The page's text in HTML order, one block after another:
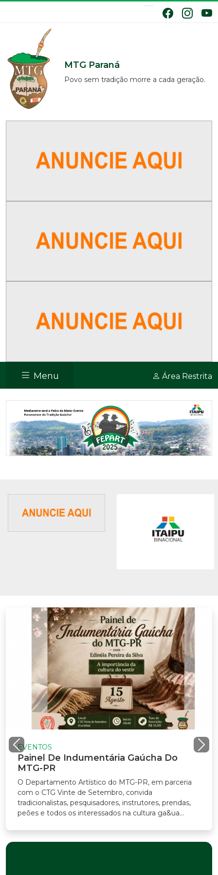
MTG Paraná
Povo sem tradição morre a cada geração.
Menu Área Restrita
Previous
De Indumentária Gaúcha Do
PR
Departamento Artístico do MTG-PR, em parceria
o CTG Vinte de Setembro, convida
pesquisadores, instrutores, prendas,
e todos os interessados na cultura ga&ua...